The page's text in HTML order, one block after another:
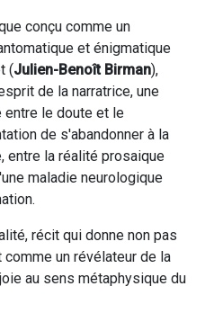
conçu comme un
et énigmatique
(Julien-Benoît Birman),
de la narratrice, une
le doute et le
de s'abandonner à la
entre la réalité prosaique
maladie neurologique
récit qui donne non pas
un révélateur de la
au sens métaphysique du